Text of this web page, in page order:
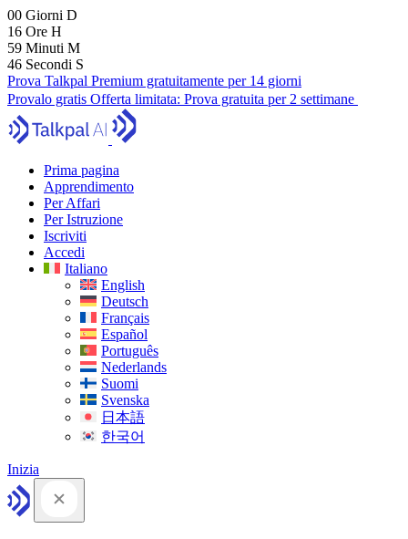
00 Giorni D
16 Ore H
59 Minuti M
44 Secondi S
Prova Talkpal Premium gratuitamente per 14 giorni
Provalo gratis Offerta limitata: Prova gratuita per 2 settimane
Prima pagina
Apprendimento
Per Affari
Per Istruzione
Iscriviti
Accedi
Italiano
English
Deutsch
Français
Español
Português
Nederlands
Suomi
Svenska
日本語
한국어
Inizia